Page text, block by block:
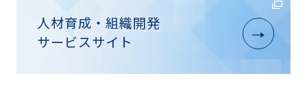
人材育成・組織開発
サービスサイト